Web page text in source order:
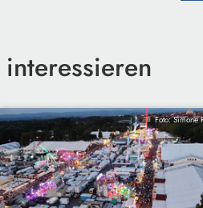
Foto: Simone